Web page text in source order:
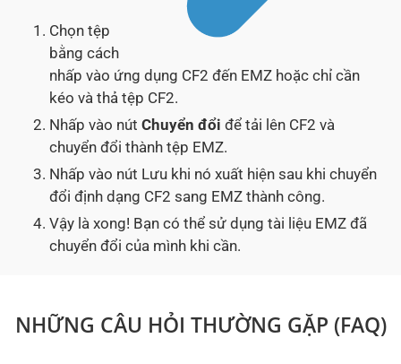
Chọn tệp
bằng cách
nhấp vào ứng dụng CF2 đến EMZ hoặc chỉ cần
kéo và thả tệp CF2.
Nhấp vào nút Chuyển đổi để tải lên CF2 và
chuyển đổi thành tệp EMZ.
Nhấp vào nút Lưu khi nó xuất hiện sau khi chuyển
đổi định dạng CF2 sang EMZ thành công.
Vậy là xong! Bạn có thể sử dụng tài liệu EMZ đã
chuyển đổi của mình khi cần.
NHỮNG CÂU HỎI THƯỜNG GẶP (FAQ)